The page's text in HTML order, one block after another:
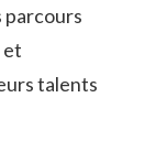
parcours
et
talents